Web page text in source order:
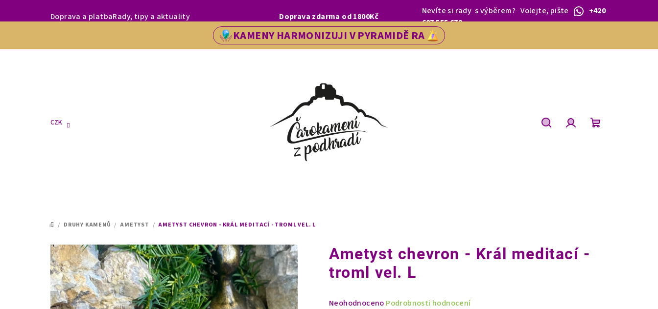
MILÍ ZÁKAZNÍCI, LETOS SE NA VÁS V NAŠÍ PRODEJNĚ V ŘEDHOŠTI BUDEME TĚŠIT OD 1.BŘEZNA.
Doprava a platbaRady, tipy a aktuality Doprava zdarma od 1800Kč
Nevíte si rady s výběrem?Volejte, pište
+420
607 555 679
KAMENY HARMONIZUJI V PYRAMIDĚ RA
CZK
DOMŮ
/ DRUHY KAMENŮ / AMETYST / AMETYST CHEVRON - KRÁL MEDITACÍ - TROML VEL. L
Ametyst chevron - Král meditací -
troml vel. L
Průměrné
Neohodnoceno Podrobnosti hodnocení